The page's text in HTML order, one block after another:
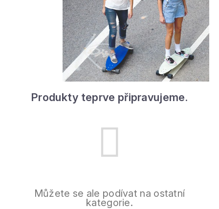
Produkty teprve připravujeme.
Můžete se ale podívat na ostatní
kategorie.